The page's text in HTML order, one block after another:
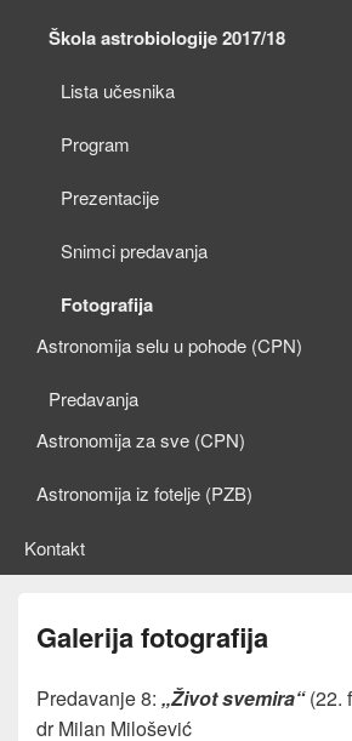
Škola astrobiologije 2017/18
Lista učesnika
Program
Prezentacije
Snimci predavanja
Fotografija
Astronomija selu u pohode (CPN)
Predavanja
Astronomija za sve (CPN)
Astronomija iz fotelje (PZB)
Kontakt
Galerija fotografija
Predavanje 8: „Život svemira“(22.
dr Milan Milošević